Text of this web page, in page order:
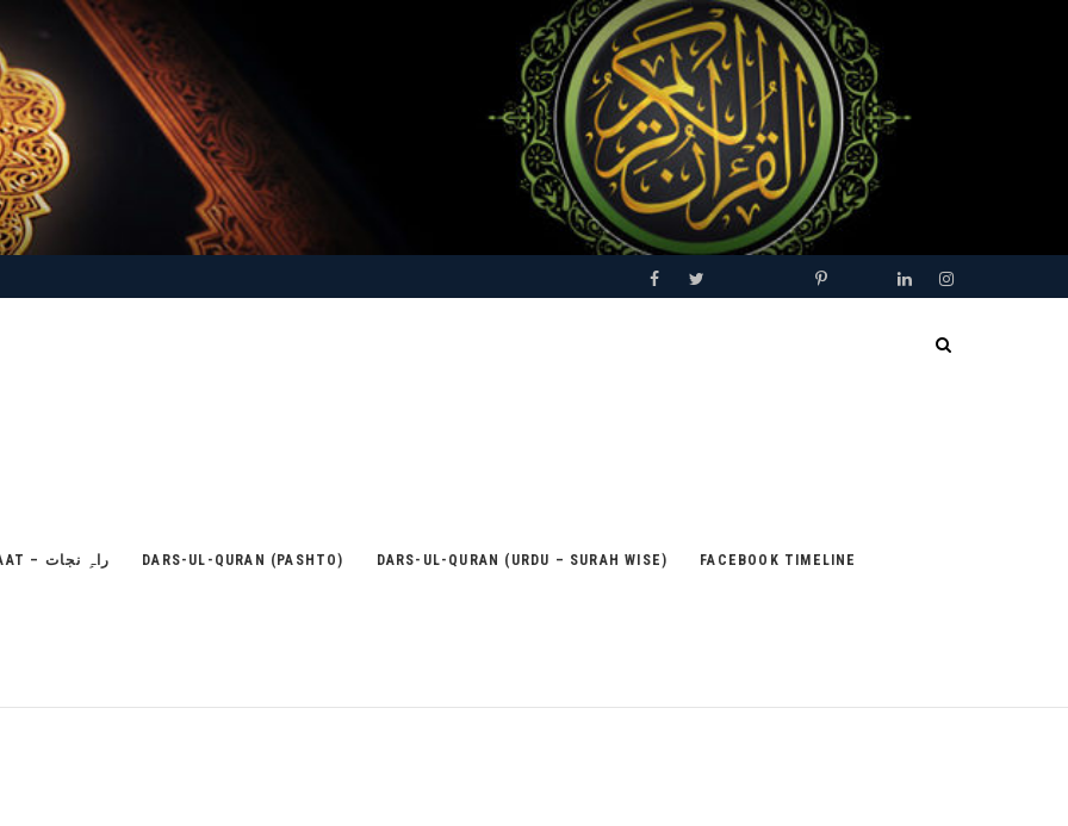
FacebookTwitter BloggerPinterestTumblrLinkedinInstagram
RAH-E-NEJAAT – راہِ نجات DARS-UL-QURAN (PASHTO) DARS-UL-QURAN (URDU – SURAH WISE) FACEBOOK TIMELINE